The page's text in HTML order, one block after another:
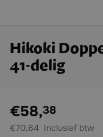
Hikoki
41-delig
Exclusief btw:
€58,38
€70,64